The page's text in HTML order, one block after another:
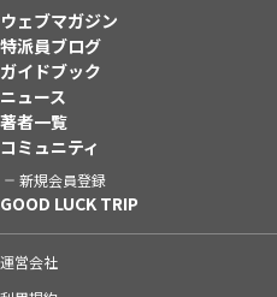
ウェブマガジン
特派員ブログ
ガイドブック
ニュース
著者一覧
コミュニティ
新規会員登録
GOOD LUCK TRIP
運営会社